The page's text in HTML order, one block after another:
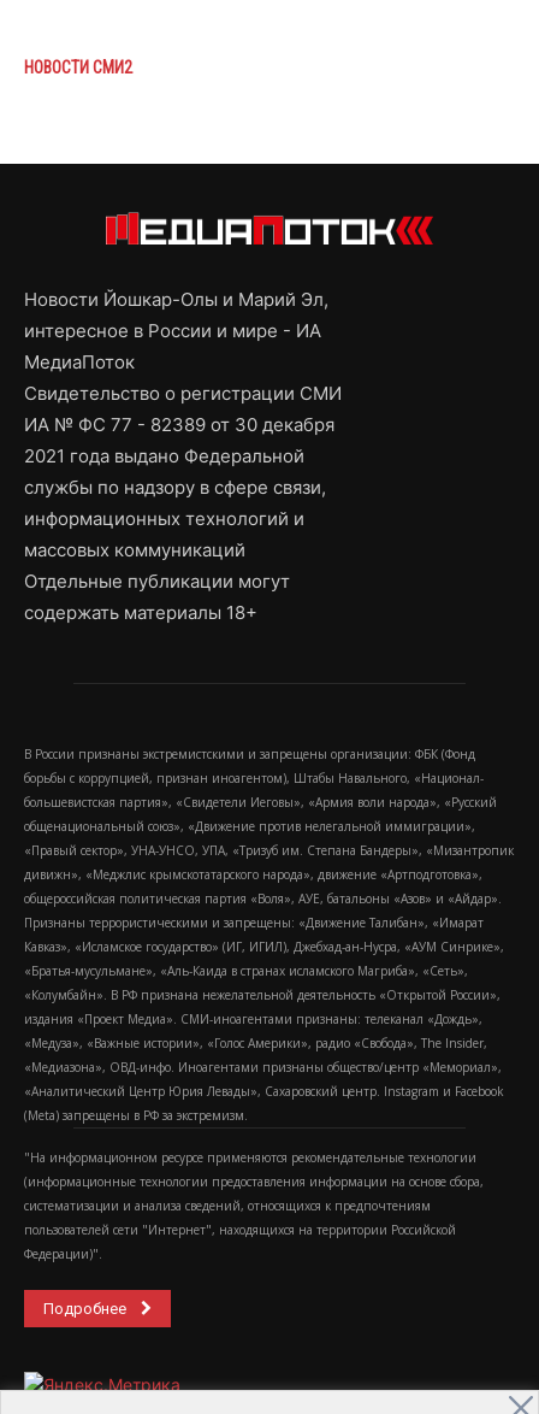
НОВОСТИ СМИ2
Новости Йошкар-Олы и Марий Эл,
интересное в России и мире - ИА
МедиаПоток
Свидетельство о регистрации СМИ
ИА № ФС 77 - 82389 от 30 декабря
2021 года выдано Федеральной
службы по надзору в сфере связи,
информационных технологий и
массовых коммуникаций
Отдельные публикации могут
содержать материалы 18+
В России признаны экстремистскими и запрещены организации: ФБК (Фонд
борьбы с коррупцией, признан иноагентом), Штабы Навального, «Национал-
большевистская партия», «Свидетели Иеговы», «Армия воли народа», «Русский
общенациональный союз», «Движение против нелегальной иммиграции»,
«Правый сектор», УНА-УНСО, УПА, «Тризуб им. Степана Бандеры», «Мизантропик
дивижн», «Меджлис крымскотатарского народа», движение «Артподготовка»,
общероссийская политическая партия «Воля», АУЕ, батальоны «Азов» и «Айдар».
Признаны террористическими и запрещены: «Движение Талибан», «Имарат
Кавказ», «Исламское государство» (ИГ, ИГИЛ), Джебхад-ан-Нусра, «АУМ Синрике»,
«Братья-мусульмане», «Аль-Каида в странах исламского Магриба», «Сеть»,
«Колумбайн». В РФ признана нежелательной деятельность «Открытой России»,
издания «Проект Медиа». СМИ-иноагентами признаны: телеканал «Дождь»,
«Медуза», «Важные истории», «Голос Америки», радио «Свобода», The Insider,
«Медиазона», ОВД-инфо. Иноагентами признаны общество/центр «Мемориал»,
«Аналитический Центр Юрия Левады», Сахаровский центр. Instagram и Facebook
(Metа) запрещены в РФ за экстремизм.
"На информационном ресурсе применяются рекомендательные технологии
(информационные технологии предоставления информации на основе сбора,
систематизации и анализа сведений, относящихся к предпочтениям
пользователей сети "Интернет", находящихся на территории Российской
Федерации)".
Подробнее